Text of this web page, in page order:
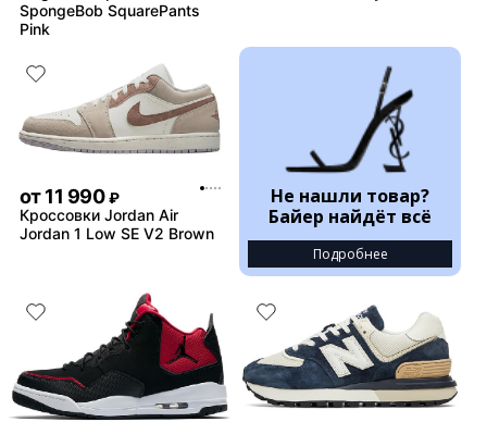
SpongeBob SquarePants
Pink
от11 990 ₽
Кроссовки Jordan Air
Jordan 1 Low SE V2 Brown
Не нашли товар?
Байер найдёт всё
Подробнее